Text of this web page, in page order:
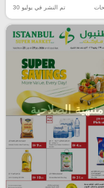
تم النشر في يوليو 30
منتهية الصلاحية